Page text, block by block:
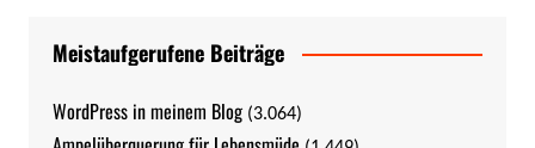
Meistaufgerufene Beiträge
WordPress in meinem Blog (3.064)